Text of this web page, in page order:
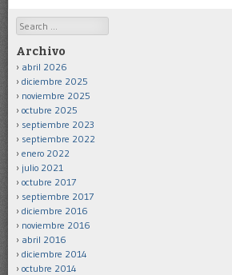
Search
Archivo
abril 2026
diciembre 2025
noviembre 2025
octubre 2025
septiembre 2023
septiembre 2022
enero 2022
julio 2021
octubre 2017
septiembre 2017
diciembre 2016
noviembre 2016
abril 2016
diciembre 2014
octubre 2014